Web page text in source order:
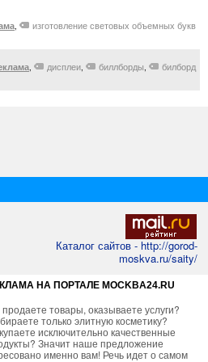
, изготовление световых объемных букв
, дисплеи, биллборды, билборд
НА ПОРТАЛЕ MOCKBA24.RU
товары, оказываете услуги?
только элитную косметику?
исключительно качественные
Значит наше предложение
именно вам! Речь идет о самом